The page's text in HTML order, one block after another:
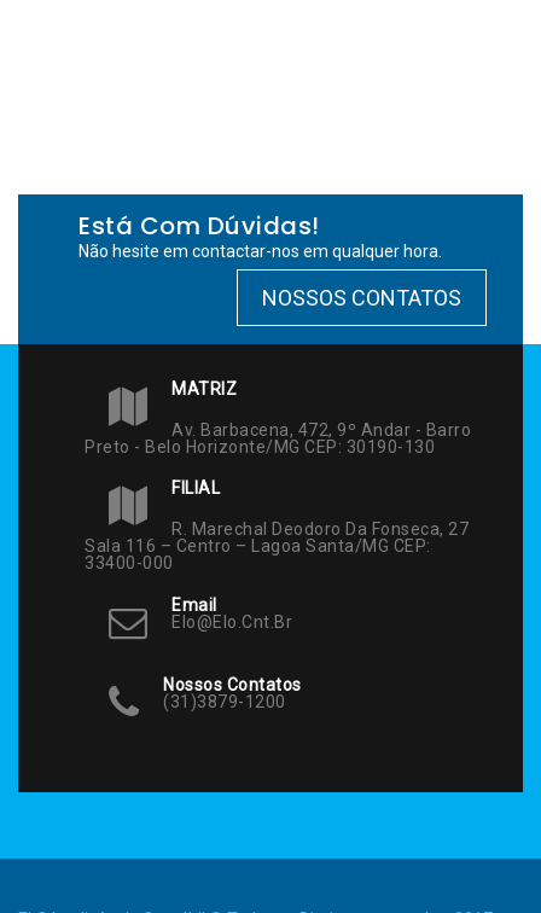
Está Com Dúvidas!
Não hesite em contactar-nos em qualquer hora.
NOSSOS CONTATOS
MATRIZ
Av. Barbacena, 472, 9º Andar - Barro
Preto - Belo Horizonte/MG CEP: 30190-130
FILIAL
R. Marechal Deodoro Da Fonseca, 27
Sala 116 – Centro – Lagoa Santa/MG CEP:
33400-000
Email
Elo@elo.cnt.br
Nossos Contatos
(31)3879-1200